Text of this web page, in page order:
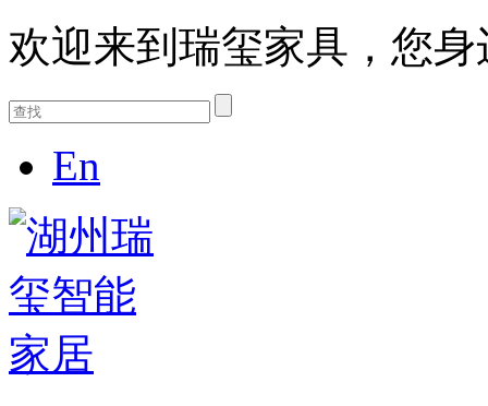
欢迎来到瑞玺家具，您
En